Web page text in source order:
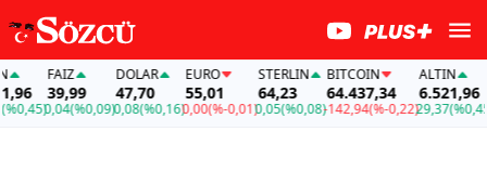
FAİZ
39,99
0,04(%0,09)
DOLAR
47,70
0,08(%0,16)
EURO
55,01
0,00(%-0,01)
STERLIN
64,23
0,05(%0,08)
BITCOIN
64.437,34
-142,94(%-0,22)
ALTIN
6.521,96
29,37(%0,45)